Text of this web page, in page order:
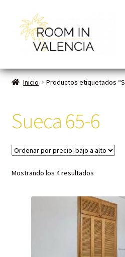
Inicio
Cómo funciona
Contacto
Planes VLC
Mi cuenta
Inicio Productos etiquetados
Sueca 65-6
Mostrando los 4 resultados